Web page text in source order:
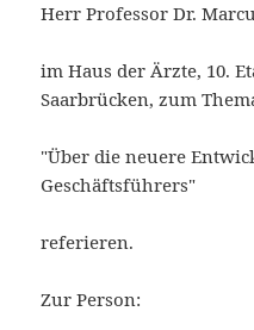
Herr Professor Dr.
im Haus der Ärzte, 10.
Saarbrücken, zum
"Über die neuere
Geschäftsführers"
referieren.
Zur Person: